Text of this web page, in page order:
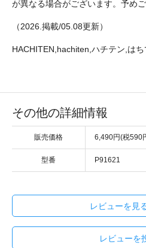
が異なる場合がございます。予めご
（2026.掲載/05.08更新）
HACHITEN,hachiten,ハチテン,はち
その他の詳細情報
販売価格 6,490円(税590
型番 P91621
レビューを見
レビューを